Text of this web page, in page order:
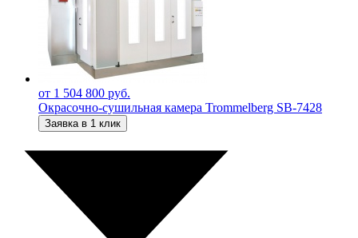
от 1 504 800 руб.
Окрасочно-сушильная камера Trommelberg SB-7428
Заявка в 1 клик